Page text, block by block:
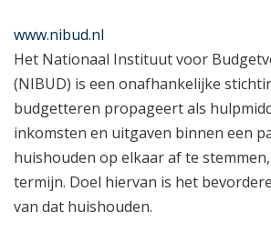
www.nibud.nl
Het Nationaal Instituut voor
(NIBUD) is een onafhankelijke
budgetteren propageert als
inkomsten en uitgaven binnen een
huishouden op elkaar af te
termijn. Doel hiervan is het
van dat huishouden.